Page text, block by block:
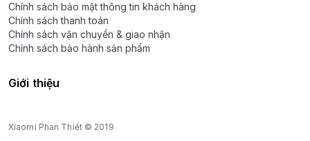
Chính sách bảo mật thông tin khách hàng
Chính sách thanh toán
Chính sách vận chuyển & giao nhận
Chính sách bảo hành sản phẩm
Giới thiệu
Xiaomi Phan Thiết © 2019